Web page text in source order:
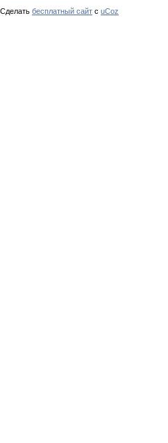
Сделать бесплатный сайт с uCoz